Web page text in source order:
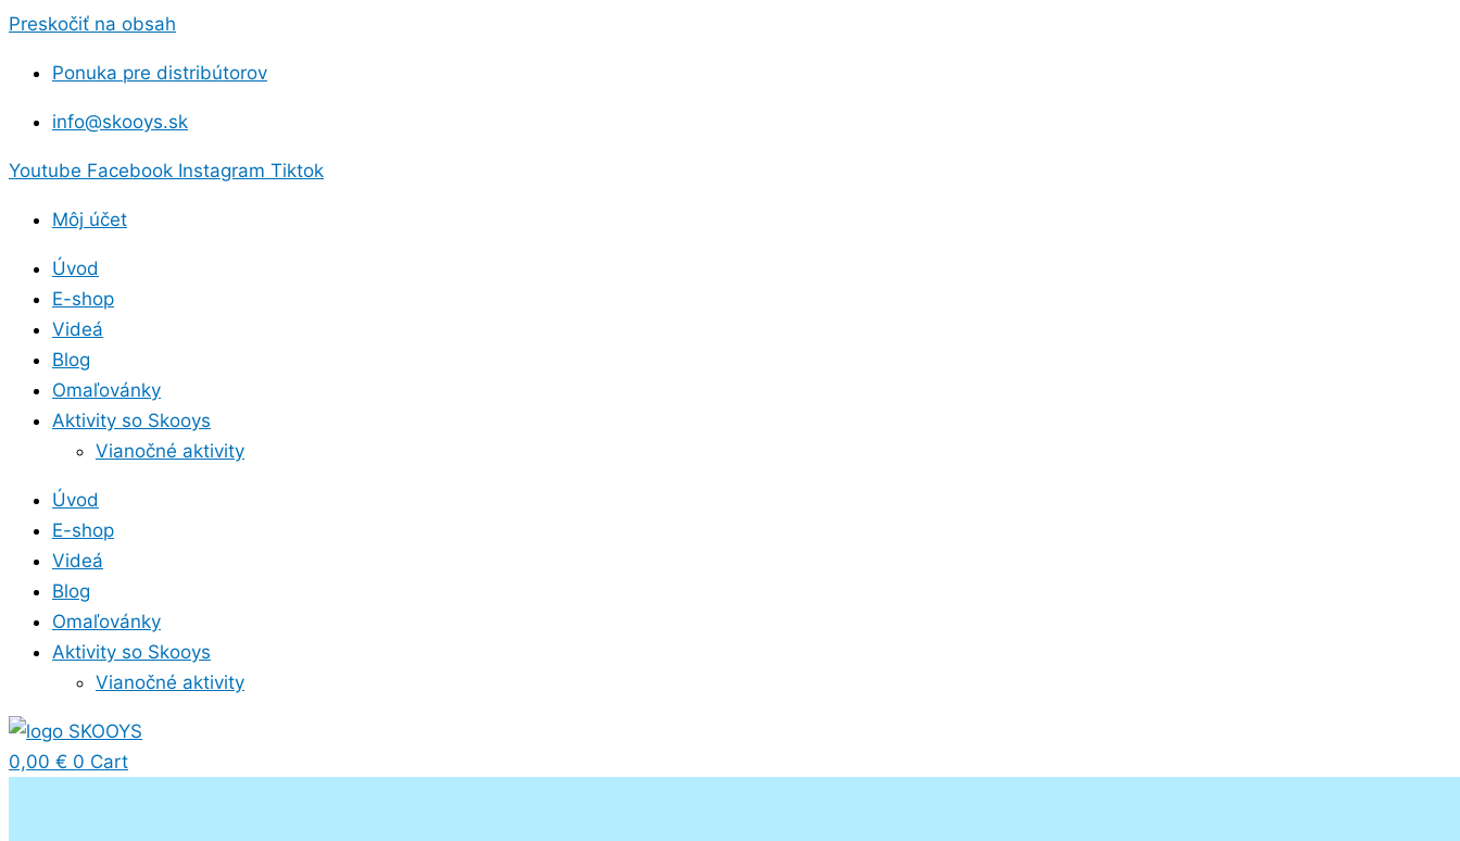
Preskočiť na obsah
Ponuka pre distribútorov
info@skooys.sk
Youtube Facebook Instagram Tiktok
Môj účet
Úvod
E-shop
Videá
Blog
Omaľovánky
Aktivity so Skooys
Vianočné aktivity
Úvod
E-shop
Videá
Blog
Omaľovánky
Aktivity so Skooys
Vianočné aktivity
0,00 € 0 Cart